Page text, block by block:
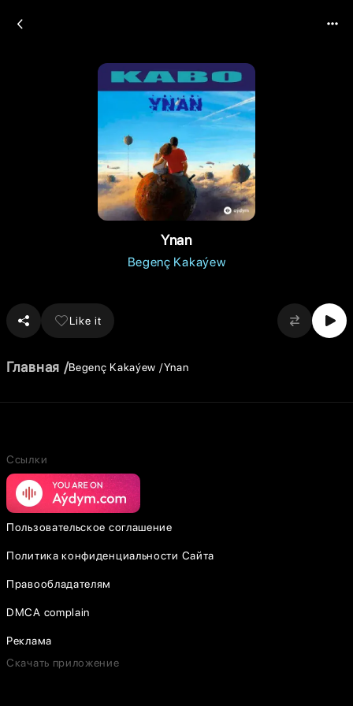
Ynan
Begenç Kakaýew
Like it
Главная Begenç Kakaýew Ynan
Ссылки
Пользовательское соглашение
Политика конфиденциальности Сайта
Правообладателям
DMCA complain
Реклама
Скачать приложение